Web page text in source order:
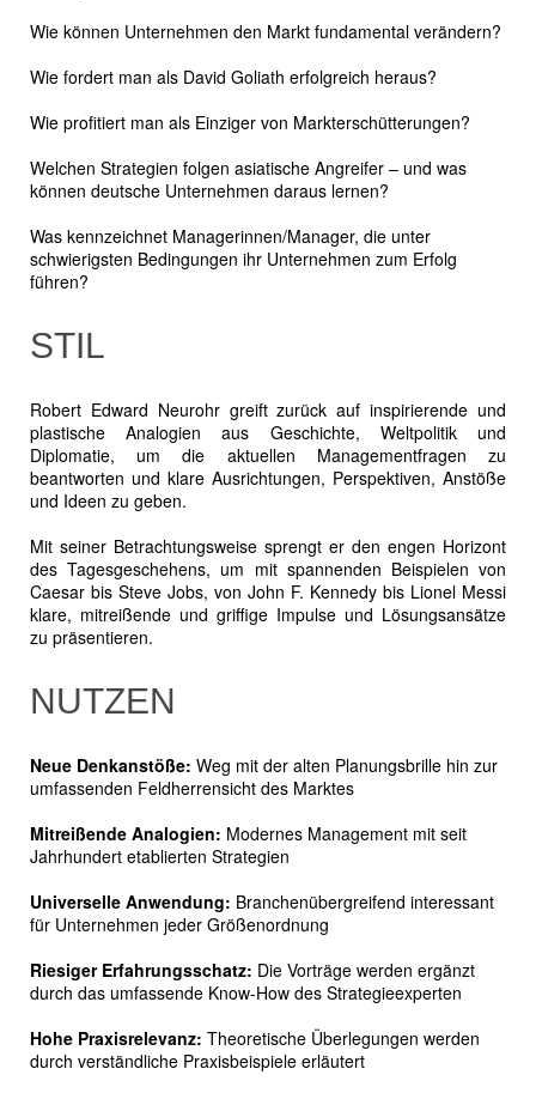
Wie können Unternehmen den Markt fundamental verändern?
Wie fordert man als David Goliath erfolgreich heraus?
Wie profitiert man als Einziger von Markterschütterungen?
Welchen Strategien folgen asiatische Angreifer – und was
können deutsche Unternehmen daraus lernen?
Was kennzeichnet Managerinnen/Manager, die unter
schwierigsten Bedingungen ihr Unternehmen zum Erfolg
führen?
STIL
Robert Edward Neurohr greift zurück auf inspirierende und
plastische Analogien aus Geschichte, Weltpolitik und
Diplomatie, um die aktuellen Managementfragen zu
beantworten und klare Ausrichtungen, Perspektiven, Anstöße
und Ideen zu geben.
Mit seiner Betrachtungsweise sprengt er den engen Horizont
des Tagesgeschehens, um mit spannenden Beispielen von
Caesar bis Steve Jobs, von John F. Kennedy bis Lionel Messi
klare, mitreißende und griffige Impulse und Lösungsansätze
zu präsentieren.
NUTZEN
Neue Denkanstöße: Weg mit der alten Planungsbrille hin zur
umfassenden Feldherrensicht des Marktes
Mitreißende Analogien: Modernes Management mit seit
Jahrhundert etablierten Strategien
Universelle Anwendung: Branchenübergreifend interessant
für Unternehmen jeder Größenordnung
Riesiger Erfahrungsschatz: Die Vorträge werden ergänzt
durch das umfassende Know-How des Strategieexperten
Hohe Praxisrelevanz: Theoretische Überlegungen werden
durch verständliche Praxisbeispiele erläutert